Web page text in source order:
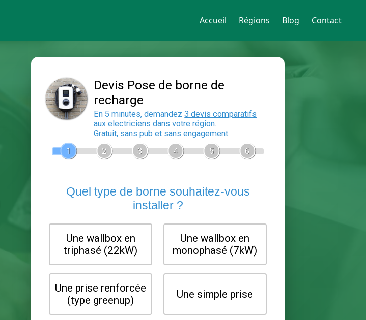
Accueil Régions Blog Contact
recharge
En 5 minutes, demandez
auxelectriciensdans votre région.
Gratuit, sans pub et sans engagement.
Quel type de borne souhaitez-
installer ?
Une wallbox en